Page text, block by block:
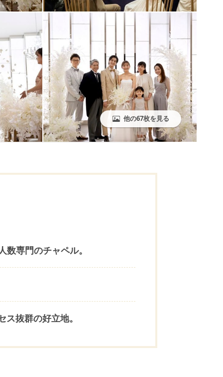
他の67枚を見る
専門のチャペル。
抜群の好立地。